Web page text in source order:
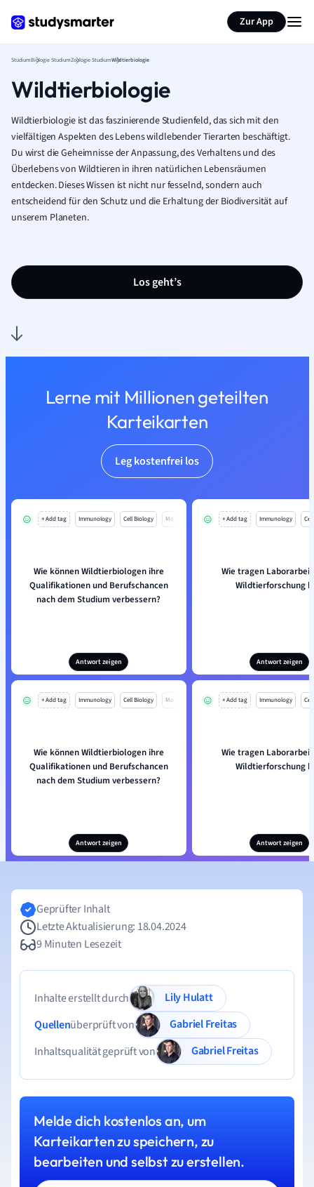
Zur App
StudiumBiologie StudiumZoologie StudiumWildtierbiologie
Wildtierbiologie
Wildtierbiologie ist das faszinierende Studienfeld, das sich mit den
vielfältigen Aspekten des Lebens wildlebender Tierarten beschäftigt.
Du wirst die Geheimnisse der Anpassung, des Verhaltens und des
Überlebens von Wildtieren in ihren natürlichen Lebensräumen
entdecken. Dieses Wissen ist nicht nur fesselnd, sondern auch
entscheidend für den Schutz und die Erhaltung der Biodiversität auf
unserem Planeten.
Los geht’s
Lerne mit Millionen geteilten
Karteikarten
Leg kostenfrei los
+ Add tag Immunology Cell Biology Mo
Wie können Wildtierbiologen ihre
Qualifikationen und Berufschancen
nach dem Studium verbessern?
Antwort zeigen
+ Add tag Immunology
Wie tragen
Wildtierforschung
Antwort zeigen
+ Add tag Immunology Cell Biology Mo
Wie können Wildtierbiologen ihre
Qualifikationen und Berufschancen
nach dem Studium verbessern?
Antwort zeigen
+ Add tag Immunology
Wie tragen
Wildtierforschung
Antwort zeigen
Geprüfter Inhalt
Letzte Aktualisierung: 18.04.2024
9 Minuten Lesezeit
Inhalte erstellt durch
Lily Hulatt
Quellenüberprüft von
Gabriel Freitas
Inhaltsqualität geprüft von
Gabriel Freitas
Melde dich kostenlos an, um
Karteikarten zu speichern, zu
bearbeiten und selbst zu erstellen.